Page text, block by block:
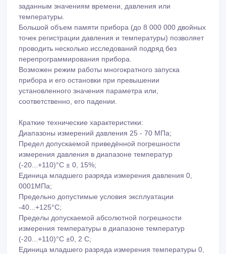
заданным значениям времени, давления или
температуры.
Большой объем памяти прибора (до 8 000 000 двойных
точек регистрации давления и температуры) позволяет
проводить несколько исследований подряд без
перепрограммирования прибора.
Возможен режим работы многократного запуска
прибора и его остановки при превышении
установленного значения параметра или,
соответственно, его падении.
Краткие технические характеристики:
Диапазоны измерений давления 25 - 70 МПа;
Предел допускаемой приведённой погрешности
измерения давления в диапазоне температур
(-20...+110)°С ± 0, 15%;
Единица младшего разряда измерения давления 0,
0001МПа;
Предельно допустимые условия эксплуатации
-40...+125°С;
Пределы допускаемой абсолютной погрешности
измерения температуры в диапазоне температур
(-20...+110)°С ±0, 2 С;
Единица младшего разряда измерения температуры 0,